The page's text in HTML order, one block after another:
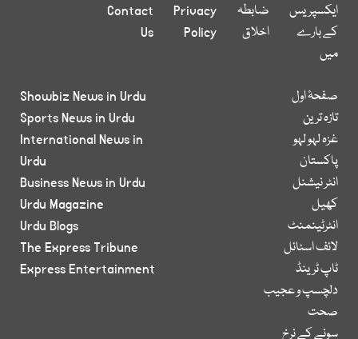
ایکسپریس
کے بارے
میں
ضابطہ
اخلاق
Privacy
Policy
Contact
Us
صفحۂ اول
تازہ ترین
غزہ لہو لہو
پاکستان
انٹر نیشنل
کھیل
انٹرٹینمنٹ
لائف اسٹائل
ٹاپ ٹرینڈ
دلچسپ و عجیب
صحت
سونے کے نرخ
Showbiz News in Urdu
Sports News in Urdu
International News in
Urdu
Business News in Urdu
Urdu Magazine
Urdu Blogs
The Express Tribune
Express Entertainment